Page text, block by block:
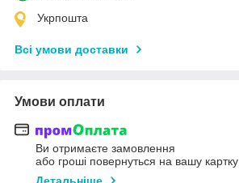
Укрпошта
Всі умови доставки
Умови оплати
Ви отримаєте замовлення
або гроші повернуться на вашу картку